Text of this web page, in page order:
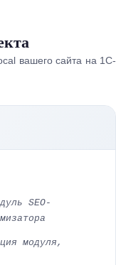
вашего сайта на 1С-
SEO-
модуля,